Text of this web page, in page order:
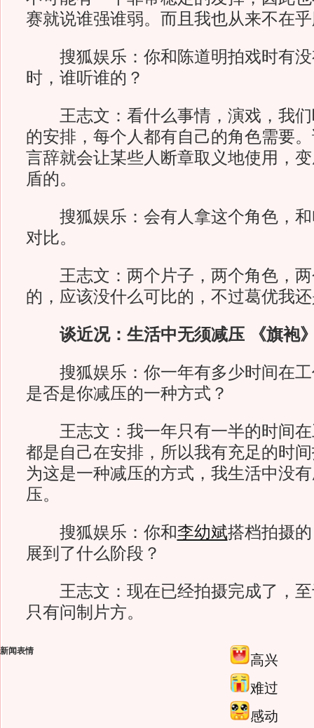
赛就说谁强谁弱。而且我也从来不在
搜狐娱乐：你和陈道明拍戏时有没
时，谁听谁的？
王志文：看什么事情，演戏，我们
的安排，每个人都有自己的角色需要
言辞就会让某些人断章取义地使用，
盾的。
搜狐娱乐：会有人拿这个角色，和
对比。
王志文：两个片子，两个角色，两
的，应该没什么可比的，不过葛优我
谈近况：生活中无须减压 《旗袍
搜狐娱乐：你一年有多少时间在工
是否是你减压的一种方式？
王志文：我一年只有一半的时间在
都是自己在安排，所以我有充足的时
为这是一种减压的方式，我生活中没
压。
搜狐娱乐：你和李幼斌搭档拍摄
展到了什么阶段？
王志文：现在已经拍摄完成了，至
只有问制片方。
新闻表情
高兴
难过
感动